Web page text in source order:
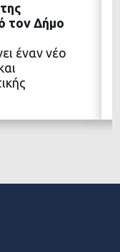
τον Δήμο
έναν νέο